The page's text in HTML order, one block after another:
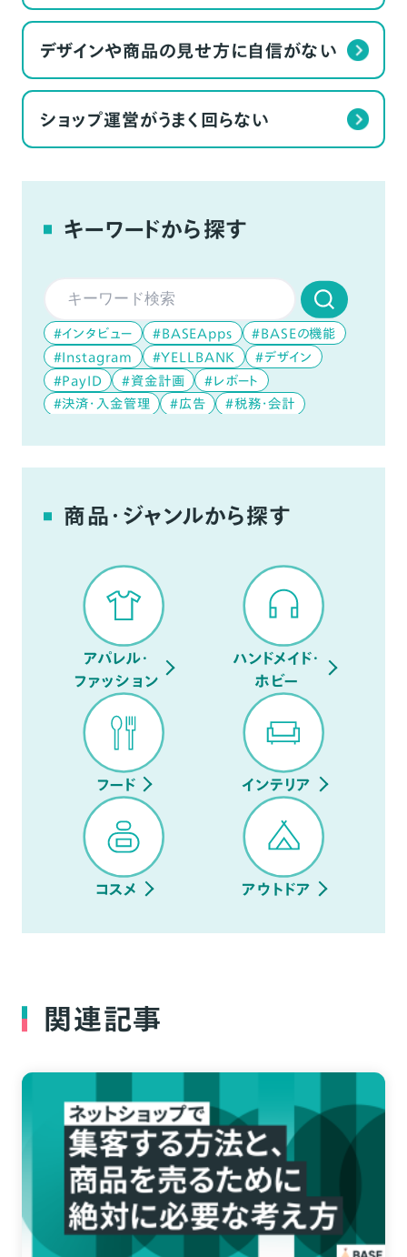
デザインや商品の見せ方に自信がない
ショップ運営がうまく回らない
キーワードから探す
#インタビュー #BASEApps
#BASEの機能
#Instagram
#YELLBANK
#デザイン
#PayID
#資金計画
#レポート
#決済・入金管理
#広告
#税務・会計
商品・ジャンルから探す
アパレル・
ファッション
ハンドメイド・
ホビー
フード インテリア
コスメ アウトドア
関連記事